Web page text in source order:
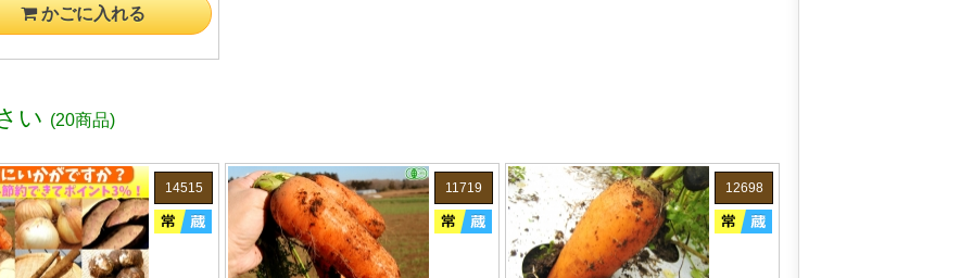
かごに入れる
い (20商品)
14515 11719 12698